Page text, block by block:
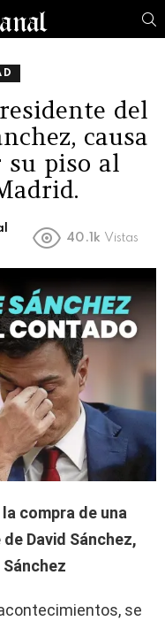
del
causa
su piso al
40.1k Vistas
compra de una
David Sánchez,
se